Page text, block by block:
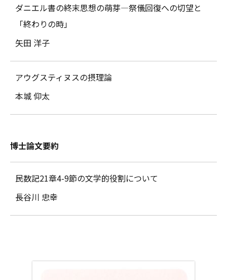
ダニエル書の終末思想の萌芽―祭儀回復への切望と
「終わりの時」
矢田 洋子
アウグスティヌスの摂理論
本城 仰太
博士論文要約
民数記21章4-9節の文学的役割について
長谷川 忠幸